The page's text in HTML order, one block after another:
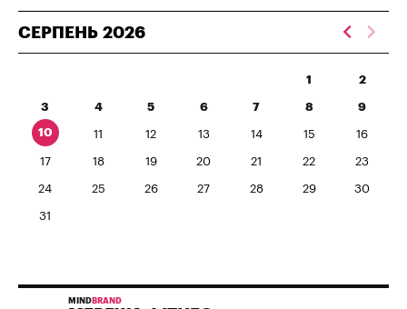
СЕРПЕНЬ 2026
1 2
3 4 5 6 7 8 9
10 11 12 13 14 15 16
17 18 19 20 21 22 23
24 25 26 27 28 29 30
31
MIND BRAND